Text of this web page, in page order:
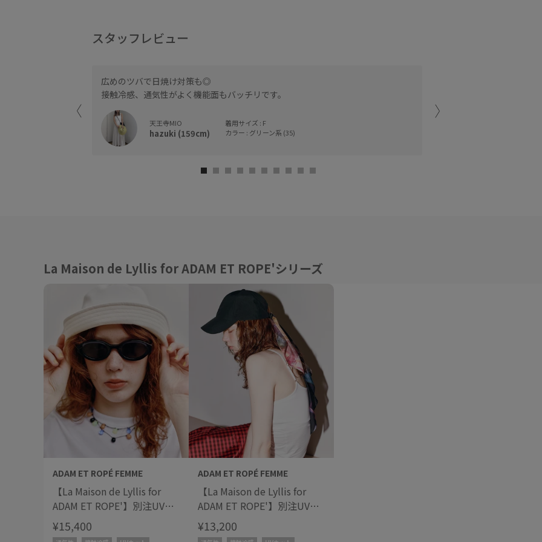
スタッフレビュー
広めのツバで日焼け対策も◎
接触冷感、通気性がよく機能面もバッチリです。
天王寺MIO
hazuki (159cm)
着用サイズ : F
カラー : グリーン系 (35)
La Maison de Lyllis for ADAM ET ROPE'シリーズ
ADAM ET ROPÉ FEMME
【La Maison de Lyllis for
ADAM ET ROPE'】別注UV
POTHAT
¥15,400
ADAM ET ROPÉ FEMME
【La Maison de Lyllis for
ADAM ET ROPE'】別注UV
MOUNTAIN CAP
¥13,200